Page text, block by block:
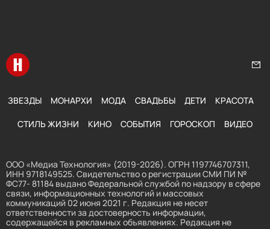
Перейти на главную
ЗВЕЗДЫ МОНАРХИ МОДА СВАДЬБЫ ДЕТИ КРАСОТА
СТИЛЬ ЖИЗНИ КИНО СОБЫТИЯ ГОРОСКОП ВИДЕО
ООО «Медиа Технология» (2019-2026). ОГРН 1197746707311,
ИНН 9718149525. Свидетельство о регистрации СМИ ПИ №
ФС77- 81184 выдано Федеральной службой по надзору в сфере
связи, информационных технологий и массовых
коммуникаций 02 июня 2021 г. Редакция не несет
ответственности за достоверность информации,
содержащейся в рекламных объявлениях. Редакция не